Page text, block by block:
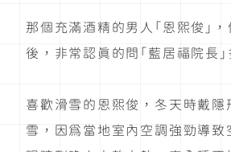
那個充滿酒精的男人「恩熙俊」
後，非常認真的問「藍居福院長
喜歡滑雪的恩熙俊，冬天時戴隱
雪，因為當地室內空調強勁導致